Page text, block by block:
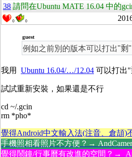
38 請問在Ubuntu MATE 16.04 中的
0 0
guest
例如之前別的版本可以打出"剩
我用 Ubuntu 16.04/…/12.04 可以打出"
試試重新安裝，如果還是不行
cd ~/.gcin
rm *pho*
覺得Android中文輸入法(注音、倉頡)
手機照相看照片不方便？→
覺得鬧鐘/行事曆有改進的空間？→